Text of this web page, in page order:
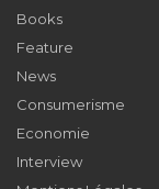
Books
Feature
News
Consumerisme
Economie
Interview